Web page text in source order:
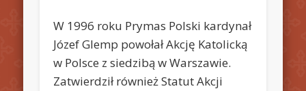
W 1996 roku Prymas Polski kardynał
Józef Glemp powołał Akcję Katolicką
w Polsce z siedzibą w Warszawie.
Zatwierdził również Statut Akcji